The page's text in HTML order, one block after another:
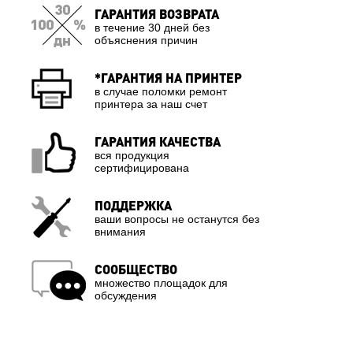
ГАРАНТИЯ ВОЗВРАТА
в течение 30 дней без
объяснения причин
*ГАРАНТИЯ НА ПРИНТЕР
в случае поломки ремонт
принтера за наш счет
ГАРАНТИЯ КАЧЕСТВА
вся продукция
сертифицирована
ПОДДЕРЖКА
ваши вопросы не останутся без
внимания
СООБЩЕСТВО
множество площадок для
обсуждения